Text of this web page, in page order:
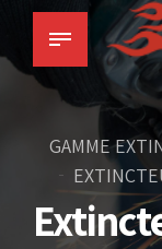
GAMME